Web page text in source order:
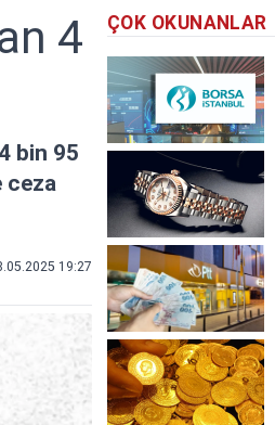
4
bin 95
ceza
19:27
ÇOK OKUNANLAR